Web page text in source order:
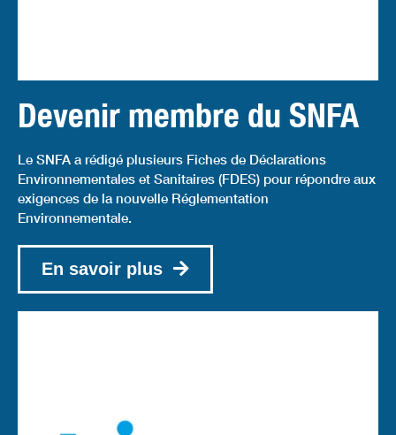
Devenir membre du SNFA
Le SNFA a rédigé plusieurs Fiches de Déclarations
Environnementales et Sanitaires (FDES) pour répondre aux
exigences de la nouvelle Réglementation
Environnementale.
En savoir plus